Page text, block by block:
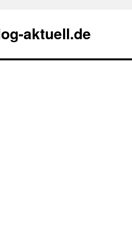
aktuell.de